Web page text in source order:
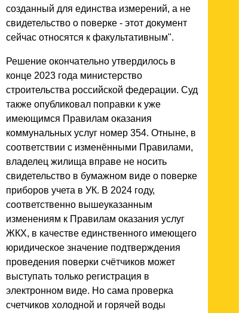
созданный для единства измерений, а не
свидетельство о поверке - этот документ
сейчас относятся к факультативным".
Решение окончательно утвердилось в
конце 2023 года министерство
строительства российской федерации. Суд
также опубликовал поправки к уже
имеющимся Правилам оказания
коммунальных услуг номер 354. Отныне, в
соответствии с изменёнными Правилами,
владелец жилища вправе не носить
свидетельство в бумажном виде о поверке
приборов учета в УК. В 2024 году,
соответственно вышеуказанным
изменениям к Правилам оказания услуг
ЖКХ, в качестве единственного имеющего
юридическое значение подтверждения
проведения поверки счётчиков может
выступать только регистрация в
электронном виде. Но сама проверка
счетчиков холодной и горячей воды